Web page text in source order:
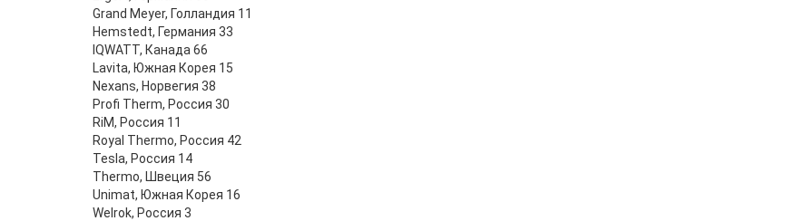
Grand Meyer, Голландия 11
Hemstedt, Германия 33
IQWATT, Канада 66
Lavita, Южная Корея 15
Nexans, Норвегия 38
Profi Therm, Россия 30
RiM, Россия 11
Royal Thermo, Россия 42
Tesla, Россия 14
Thermo, Швеция 56
Unimat, Южная Корея 16
Welrok, Россия 3